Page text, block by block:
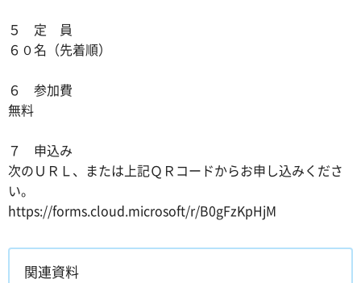
５ 定 員
６０名（先着順）
６ 参加費
無料
７ 申込み
次のＵＲＬ、または上記ＱＲコードからお申し込みくださ
い。
https://forms.cloud.microsoft/r/B0gFzKpHjM
関連資料